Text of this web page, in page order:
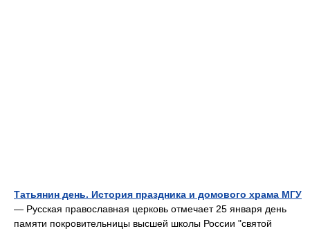
Татьянин день. История праздника и домового храма МГУ
— Русская православная церковь отмечает 25 января день
памяти покровительницы высшей школы России "святой